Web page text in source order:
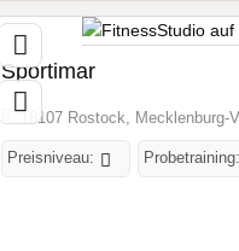
Sportimar
18107 Rostock, Mecklenburg-
Preisniveau: Probetraining: